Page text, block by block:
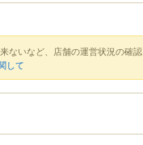
ないなど、店舗の運営状況の確認
して